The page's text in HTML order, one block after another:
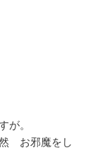
。
お邪魔をし